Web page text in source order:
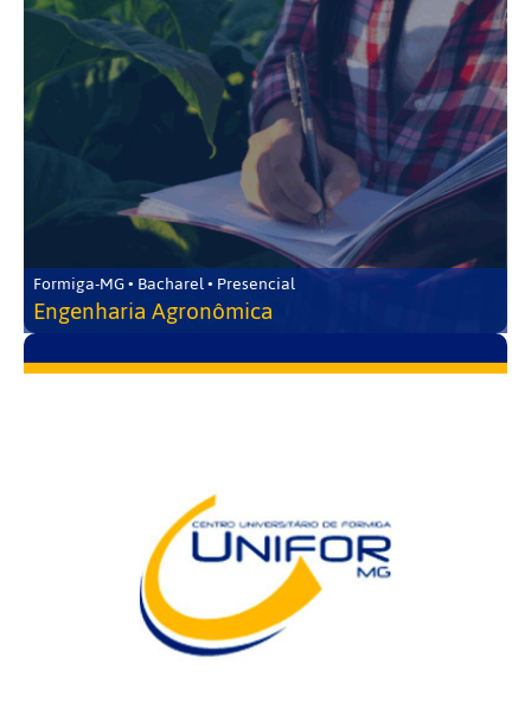
Formiga-MG • Bacharel • Presencial
Engenharia Agronômica